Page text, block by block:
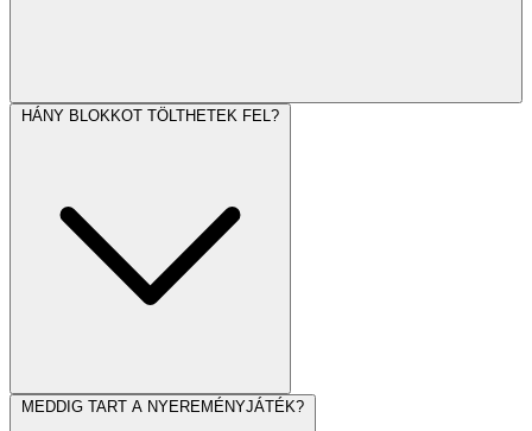
HÁNY BLOKKOT TÖLTHETEK FEL?
MEDDIG TART A NYEREMÉNYJÁTÉK?